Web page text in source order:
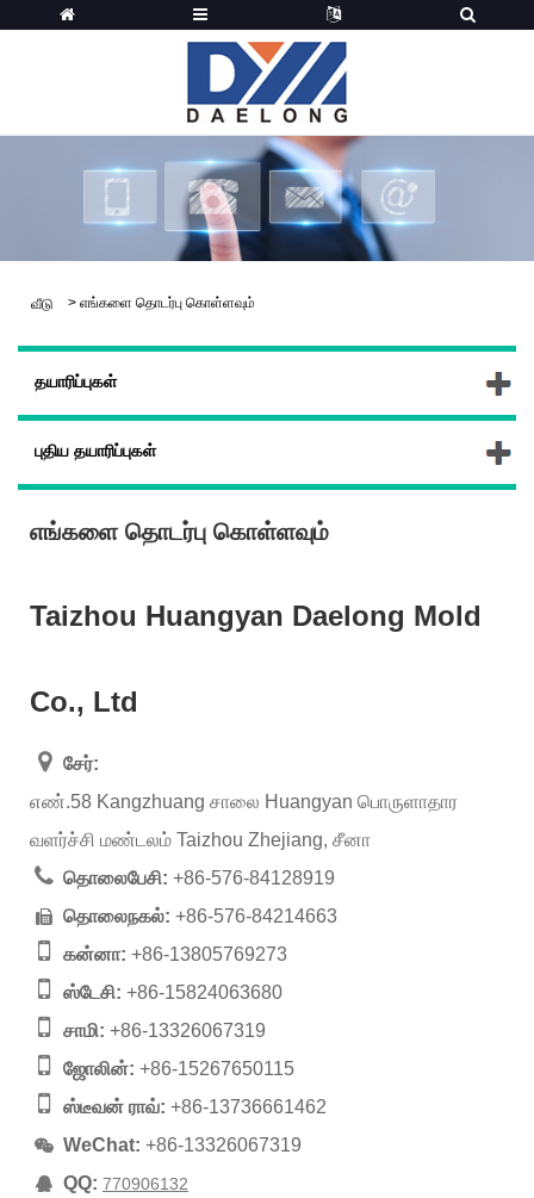
வீடு > எங்களை தொடர்பு கொள்ளவும்
தயாரிப்புகள்
புதிய தயாரிப்புகள்
எங்களை தொடர்பு கொள்ளவும்
Taizhou Huangyan Daelong Mold
Co., Ltd
சேர்:
எண்.58 Kangzhuang சாலை Huangyan பொருளாதார
வளர்ச்சி மண்டலம் Taizhou Zhejiang, சீனா
தொலைபேசி: +86-576-84128919
தொலைநகல்: +86-576-84214663
கன்னா: +86-13805769273
ஸ்டேசி: +86-15824063680
சாமி: +86-13326067319
ஜோலின்: +86-15267650115
ஸ்டீவன் ராவ்: +86-13736661462
WeChat: +86-13326067319
QQ: 770906132